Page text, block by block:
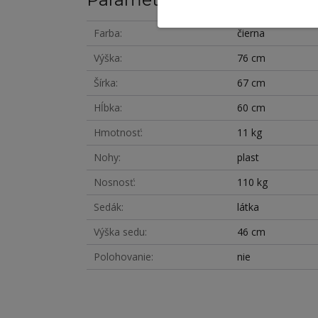
Farba
čierna
Výška
76 cm
Šírka
67 cm
Hĺbka
60 cm
Hmotnosť
11 kg
Nohy
plast
Nosnosť
110 kg
Sedák
látka
Výška sedu
46 cm
Polohovanie
nie